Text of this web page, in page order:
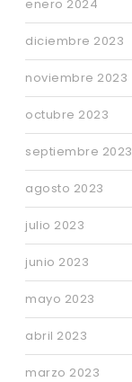
enero 2024
diciembre 2023
noviembre 2023
octubre 2023
septiembre 2023
agosto 2023
julio 2023
junio 2023
mayo 2023
abril 2023
marzo 2023